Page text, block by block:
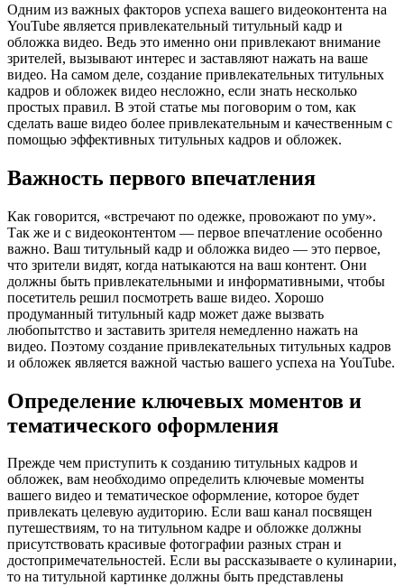
Одним из важных факторов успеха вашего видеоконтента на
YouTube является привлекательный титульный кадр и
обложка видео. Ведь это именно они привлекают внимание
зрителей, вызывают интерес и заставляют нажать на ваше
видео. На самом деле, создание привлекательных титульных
кадров и обложек видео несложно, если знать несколько
простых правил. В этой статье мы поговорим о том, как
сделать ваше видео более привлекательным и качественным с
помощью эффективных титульных кадров и обложек.
Важность первого впечатления
Как говорится, «встречают по одежке, провожают по уму».
Так же и с видеоконтентом — первое впечатление особенно
важно. Ваш титульный кадр и обложка видео — это первое,
что зрители видят, когда натыкаются на ваш контент. Они
должны быть привлекательными и информативными, чтобы
посетитель решил посмотреть ваше видео. Хорошо
продуманный титульный кадр может даже вызвать
любопытство и заставить зрителя немедленно нажать на
видео. Поэтому создание привлекательных титульных кадров
и обложек является важной частью вашего успеха на YouTube.
Определение ключевых моментов и
тематического оформления
Прежде чем приступить к созданию титульных кадров и
обложек, вам необходимо определить ключевые моменты
вашего видео и тематическое оформление, которое будет
привлекать целевую аудиторию. Если ваш канал посвящен
путешествиям, то на титульном кадре и обложке должны
присутствовать красивые фотографии разных стран и
достопримечательностей. Если вы рассказываете о кулинарии,
то на титульной картинке должны быть представлены